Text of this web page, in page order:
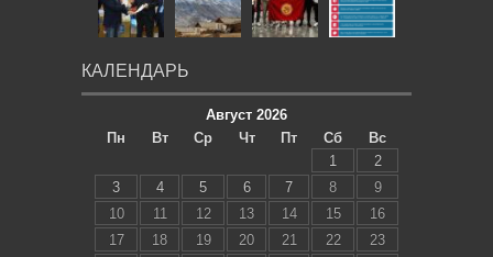
КАЛЕНДАРЬ
Август 2026
Пн
Вт Ср Чт Пт Сб
Вс
1
2
3
4 5 6 7 8
9
10
11 12 13 14 15
16
17
18 19 20 21 22
23